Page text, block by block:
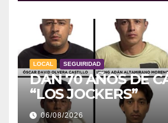
LOCAL SEGUIRIDAD
DAN 70 AÑOS DE
“LOS JOCKERS”
06/08/2026